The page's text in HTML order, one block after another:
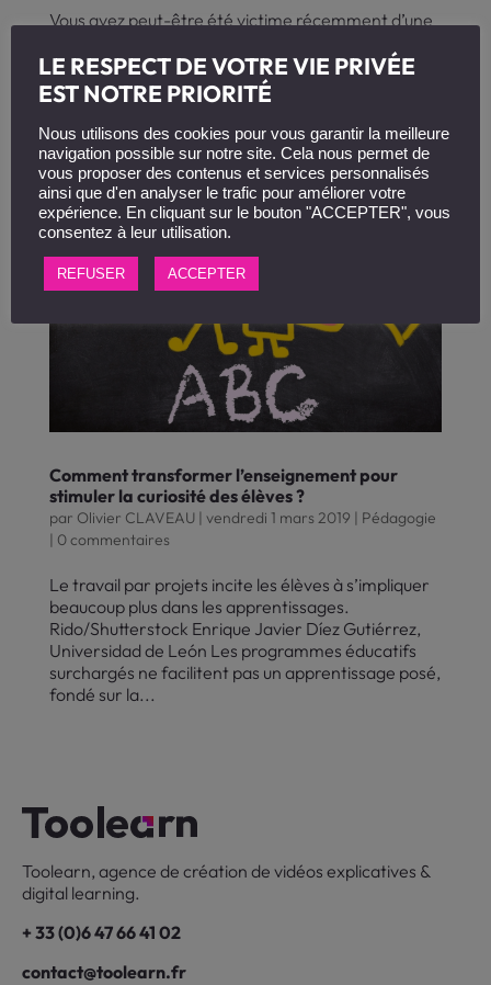
Vous avez peut-être été victime récemment d’une
menaçant de révéler le contenu de tous vos
appareils et vous demandant une rançon. Pas
moins de 10.000 signalements ont été enregistrés
depuis janvier 2019 à l’Office...
Comment transformer l’enseignement pour
stimuler la curiosité des élèves ?
par Olivier CLAVEAU| vendredi 1 mars 2019 | Pédagogie
| 0 commentaires
Le travail par projets incite les élèves à s’impliquer
beaucoup plus dans les apprentissages.
Rido/Shutterstock Enrique Javier Díez Gutiérrez,
Universidad de León Les programmes éducatifs
surchargés ne facilitent pas un apprentissage posé,
fondé sur la...
Toolearn, agence de création de vidéos explicatives &
digital learning.
+ 33 (0)6 47 66 41 02
contact@toolearn.fr
LE RESPECT DE VOTRE VIE PRIVÉE
EST NOTRE PRIORITÉ
Nous utilisons des cookies pour vous garantir la meilleure
navigation possible sur notre site. Cela nous permet de
vous proposer des contenus et services personnalisés
ainsi que d'en analyser le trafic pour améliorer votre
expérience. En cliquant sur le bouton "ACCEPTER", vous
consentez à leur utilisation.
REFUSER ACCEPTER